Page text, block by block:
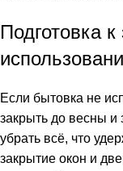
Подготовка
Если бытовка не
закрыть до весны
убрать всё, что
закрытие окон и